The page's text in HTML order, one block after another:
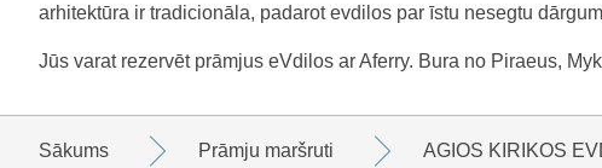
arhitektūra ir tradicionāla, padarot evdilos par īstu nesegtu
Jūs varat rezervēt prāmjus eVdilos ar Aferry. Bura no Piraeus,
Sākums Prāmju maršruti AGIOS KIRIKOS